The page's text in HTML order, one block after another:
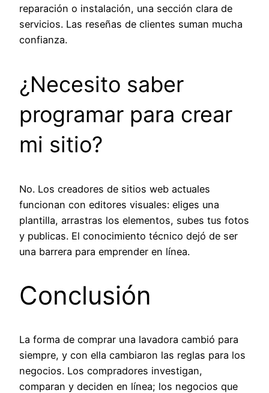
reparación o instalación, una sección clara de
servicios. Las reseñas de clientes suman mucha
confianza.
¿Necesito saber
programar para crear
mi sitio?
No. Los creadores de sitios web actuales
funcionan con editores visuales: eliges una
plantilla, arrastras los elementos, subes tus fotos
y publicas. El conocimiento técnico dejó de ser
una barrera para emprender en línea.
Conclusión
La forma de comprar una lavadora cambió para
siempre, y con ella cambiaron las reglas para los
negocios. Los compradores investigan,
comparan y deciden en línea; los negocios que